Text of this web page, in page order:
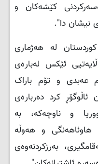
كێشه‌كان و
نيشان دا".
لە هەژماری
ئێکس لەبارەی
عەبدی و تۆم باراک
کرد دەربارەی
و ناوچەکە، بە
هاوئاهەنگی و هەوڵە
بەرزکردنەوەی